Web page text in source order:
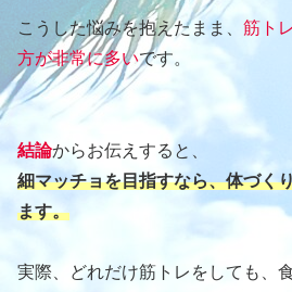
こうした悩みを抱えたまま、 筋ト
方が非常に多いです。
結論からお伝えすると、
細マッチョを目指すなら、体づく
ます。
実際、どれだけ筋トレをしても、